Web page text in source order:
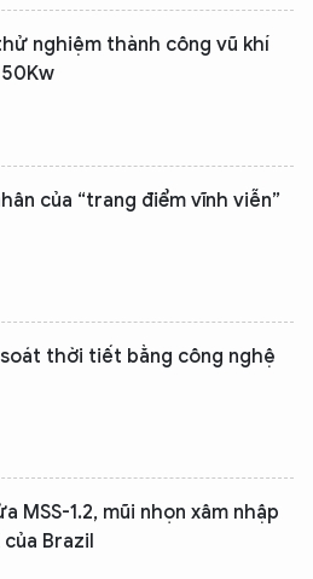
nghiệm thành công vũ khí
của “trang điểm vĩnh viễn”
soát thời tiết bằng công nghệ
MSS-1.2, mũi nhọn xâm nhập
của Brazil